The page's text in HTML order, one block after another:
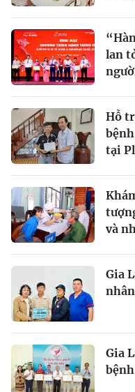
lan
Hỗ
tại
và
Gia
Gia